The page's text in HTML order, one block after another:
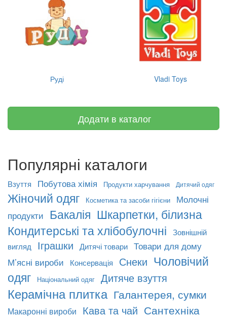
Руді Vladi Toys
Додати в каталог
Популярні каталоги
Взуття Побутова хімія Продукти харчування Дитячий одяг
Жіночий одяг Косметика та засоби гігієни
Молочні
продукти Бакалія Шкарпетки, білизна
Кондитерські та хлібобулочні
Зовнішній
вигляд
Іграшки Дитячі товари Товари для дому
М’ясні вироби
Консервація Снеки Чоловічий
одяг
Національний одяг Дитяче взуття
Керамічна плитка Галантерея, сумки
Макаронні вироби Кава та чай Сантехніка